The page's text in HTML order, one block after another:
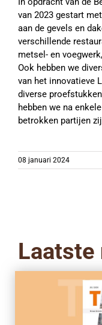
van 2023 gestart
aan de gevels en
verschillende
metsel- en
Ook hebben we
van het innovatieve
diverse
hebben we na
betrokken partijen
08 januari 2024
Laatste